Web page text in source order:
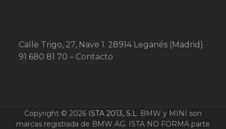
Calle Trigo, 27, Nave 1. 28914 Leganés (Madrid)
91 680 81 70 – Contacto
Copyright © 2026 ISTA 2013, S.L. BMW y MINI son
marcas registrada de BMW AG. ISTA NO FORMA parte